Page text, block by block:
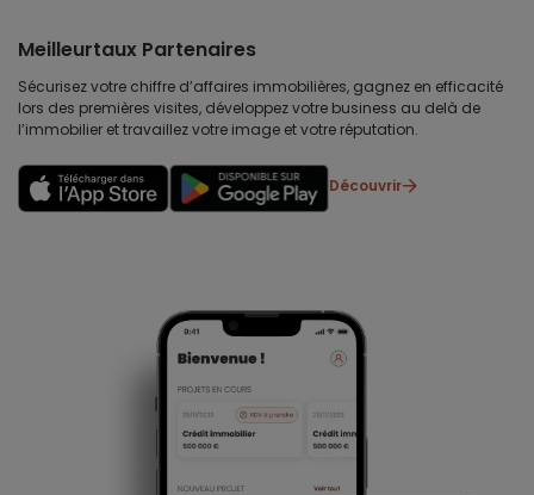
Meilleurtaux Partenaires
Sécurisez votre chiffre d’affaires immobilières, gagnez en efficacité
lors des premières visites, développez votre business au delà de
l’immobilier et travaillez votre image et votre réputation.
Découvrir